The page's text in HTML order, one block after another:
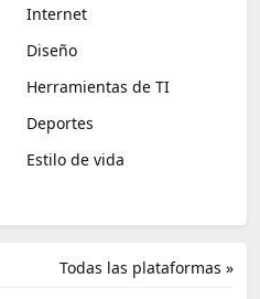
Internet
Diseño
Herramientas de TI
Deportes
Estilo de vida
Todas las plataformas »